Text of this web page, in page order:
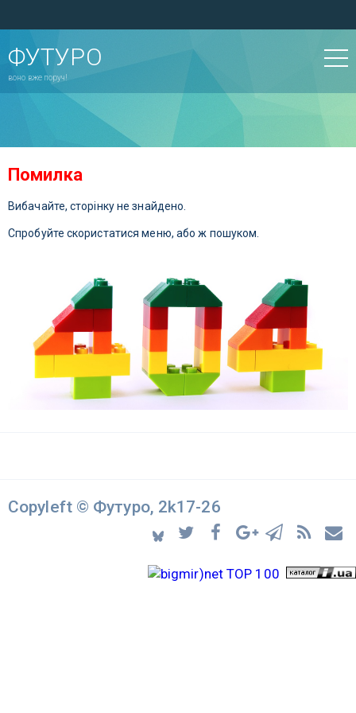
ФУТУРО
воно вже поруч!
Помилка
Вибачайте, сторінку не знайдено.
Спробуйте скористатися меню, або ж пошуком.
Copyleft © Футуро, 2k17-26